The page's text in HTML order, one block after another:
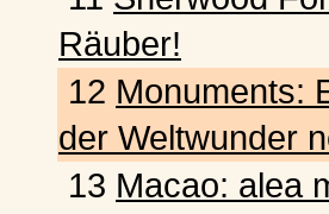
Räuber!
12 Monuments:
der Weltwunder
13 Macao: alea